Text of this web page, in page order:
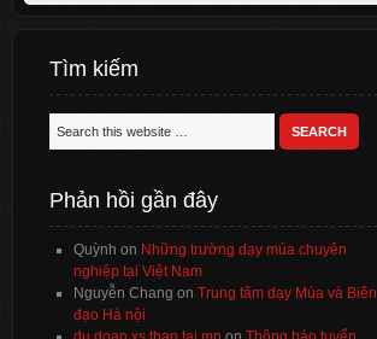
Tìm kiếm
Phản hồi gần đây
Quỳnh on Những trường dạy múa chuyên
nghiệp tại Việt Nam
Nguyễn Chang on Trung tâm dạy Múa và Biên
đạo Hà nội